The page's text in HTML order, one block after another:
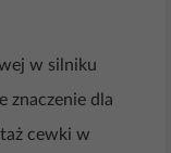
w silniku
znaczenie dla
cewki w